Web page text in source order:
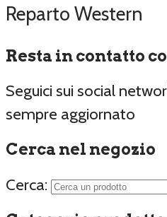
Reparto Western
Resta in contatto
Seguici sui social
sempre aggiornato
Cerca nel negozio
Cerca: